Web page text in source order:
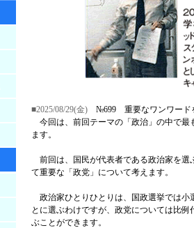
■2025/08/29(金) №699 重要なワンワード
今回は、前回テーマの「政治」の中で最
ます。
前回は、国民が代表者である政治家を選
て重要な「政党」について考えます。
政治家ひとりひとりは、国政選挙では小
とに選ぶわけですが、政党については比
ぶことができます。